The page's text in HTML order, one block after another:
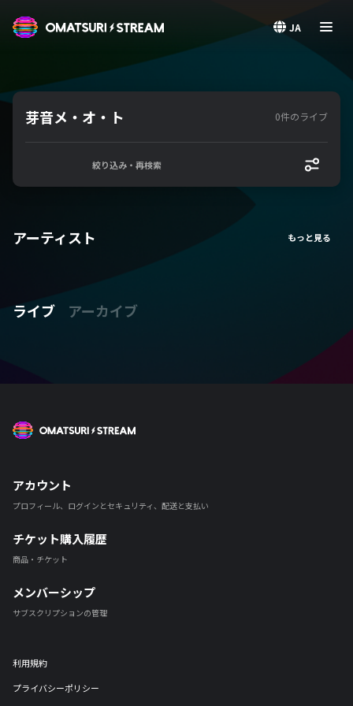
JA
芽音メ・オ・ト 0件のライブ
絞り込み・再検索
アーティスト
ライブ アーカイブ
アカウント
プロフィール、ログインとセキュリティ、配送と支払い
チケット購入履歴
商品・チケット
メンバーシップ
サブスクリプションの管理
利用規約
プライバシーポリシー